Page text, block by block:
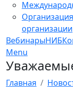
организации
ВебинарыНИБ
Menu
Главная